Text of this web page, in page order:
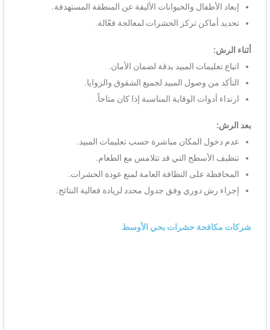
إبعاد الأطفال والحيوانات الأليفة عن المنطقة المستهدفة.
تحديد أماكن تركز الحشرات لمعالجة فعّالة.
أثناء الرش:
اتباع تعليمات المبيد بدقة لضمان الأمان.
التأكد من وصول المبيد لجميع الشقوق والزوايا.
ارتداء أدوات الوقاية المناسبة إذا كان متاحاً.
بعد الرش:
عدم دخول المكان مباشرة حسب تعليمات المبيد.
تنظيف الأسطح التي قد تتلامس مع الطعام.
المحافظة على النظافة العامة لمنع عودة الحشرات.
إجراء رش دوري وفق جدول محدد لزيادة فعالية النتائج.
شركات مكافحة حشرات بحي الأوسط